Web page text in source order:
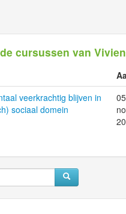
cursussen van
veerkrachtig blijven in
sociaal domein
05